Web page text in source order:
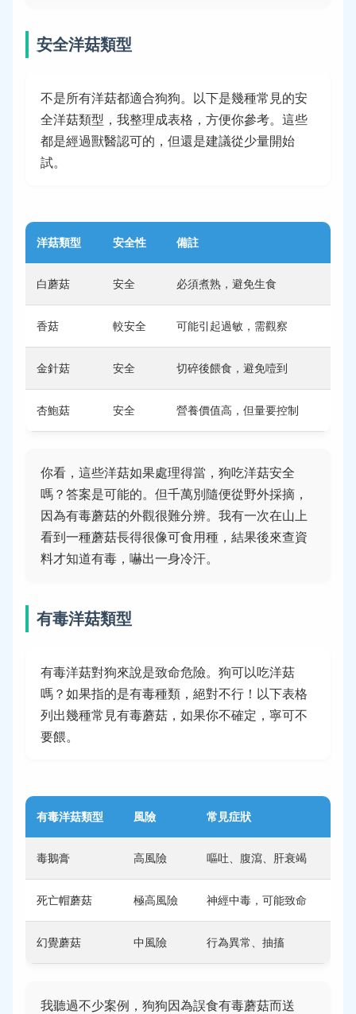
安全洋菇類型
不是所有洋菇都適合狗狗。以下是幾種常見的安
全洋菇類型，我整理成表格，方便你參考。這些
都是經過獸醫認可的，但還是建議從少量開始
試。
洋菇類型 安全性 備註
白蘑菇 安全 必須煮熟，避免生食
香菇 較安全 可能引起過敏，需觀察
金針菇 安全 切碎後餵食，避免噎到
杏鮑菇 安全 營養價值高，但量要控制
你看，這些洋菇如果處理得當，狗吃洋菇安全
嗎？答案是可能的。但千萬別隨便從野外採摘，
因為有毒蘑菇的外觀很難分辨。我有一次在山上
看到一種蘑菇長得很像可食用種，結果後來查資
料才知道有毒，嚇出一身冷汗。
有毒洋菇類型
有毒洋菇對狗來說是致命危險。狗可以吃洋菇
嗎？如果指的是有毒種類，絕對不行！以下表格
列出幾種常見有毒蘑菇，如果你不確定，寧可不
要餵。
有毒洋菇類型 風險 常見症狀
毒鵝膏 高風險 嘔吐、腹瀉、肝衰竭
死亡帽蘑菇 極高風險 神經中毒，可能致命
幻覺蘑菇 中風險 行為異常、抽搐
我聽過不少案例，狗狗因為誤食有毒蘑菇而送